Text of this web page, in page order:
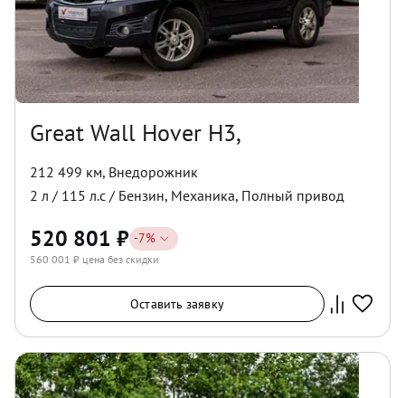
Great Wall Hover H3,
212 499 км, Внедорожник
2 л / 115 л.с / Бензин, Механика, Полный привод
520 801 ₽ -7%
560 001 ₽ цена без скидки
Оставить заявку